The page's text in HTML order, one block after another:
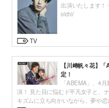
出演いたします！
oichi/
TV
【川﨑帆々花】
定！
「ABEMA」、4
演！ 見た目に悩むド平凡女子と、
キズムに立ち向かいながら、夢や恋